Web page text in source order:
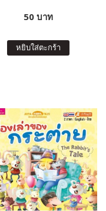
50 บาท
หยิบใส่ตะกร้า